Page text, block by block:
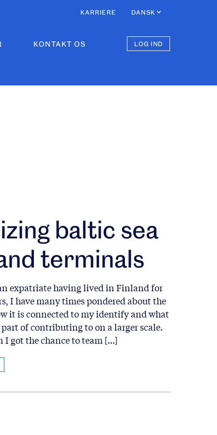
KARRIERE DANSK
KONTAKT OS LOG IND
baltic sea
terminals
expatriate having lived in Finland for
I have many times pondered about the
it is connected to my identify and what
of contributing to on a larger scale.
I got the chance to team […]